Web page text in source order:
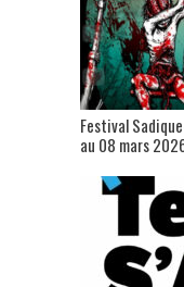
Festival
au 08 mars